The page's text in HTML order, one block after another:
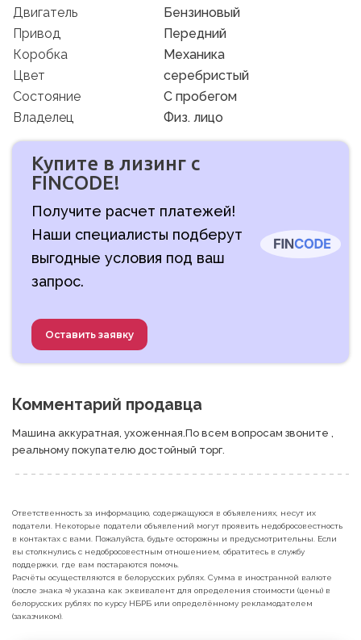
Двигатель
Бензиновый
Привод
Передний
Коробка
Механика
Цвет
серебристый
Состояние
C пробегом
Владелец
Физ. лицо
Купите в лизинг с
FINCODE!
Получите расчет платежей!
Наши специалисты подберут
выгодные условия под ваш
запрос.
Оставить заявку
Комментарий продавца
Машина аккуратная, ухоженная.По всем вопросам звоните ,
реальному покупателю достойный торг.
Ответственность за информацию, содержащуюся в объявлениях, несут их
податели. Некоторые податели объявлений могут проявить недобросовестность
в контактах с вами. Пожалуйста, будьте осторожны и предусмотрительны. Если
вы столкнулись с недобросовестным отношением, обратитесь в службу
поддержки, где вам постараются помочь.
Расчёты осуществляются в белорусских рублях. Сумма в иностранной валюте
(после знака ≈) указана как эквивалент для определения стоимости (цены) в
белорусских рублях по курсу НБРБ или определённому рекламодателем
(заказчиком).